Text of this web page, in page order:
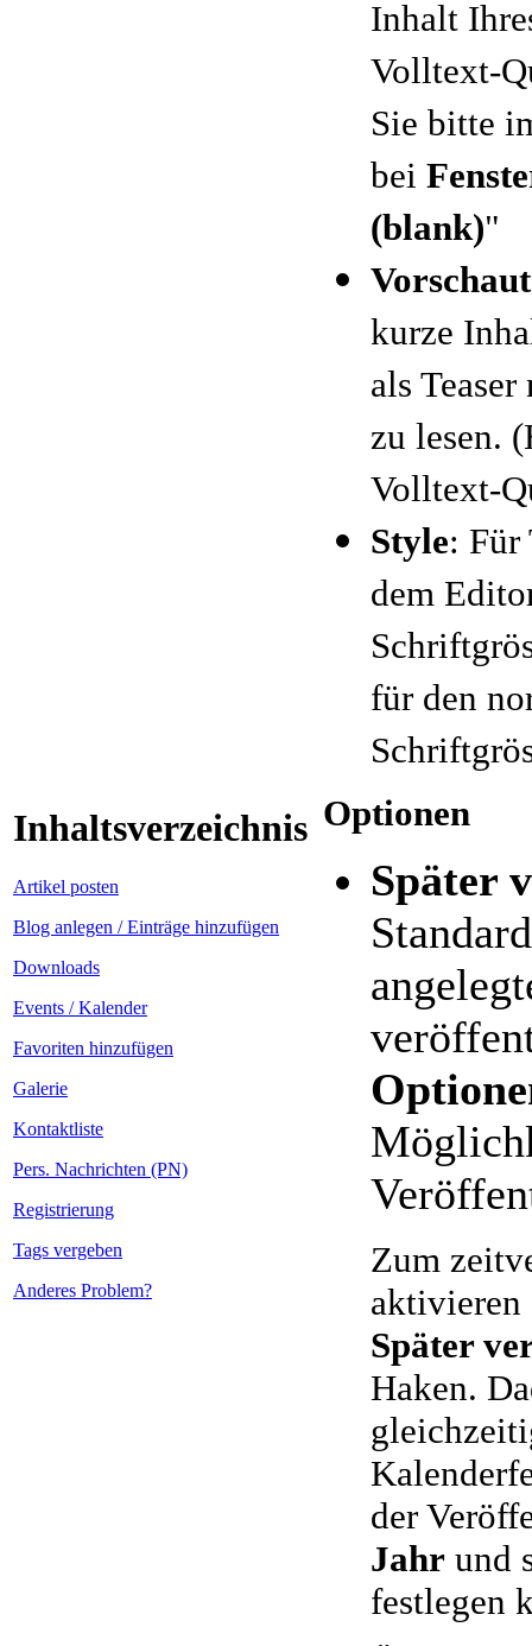
Inhaltsverzeichnis
Artikel posten
Blog anlegen / Einträge hinzufügen
Downloads
Events / Kalender
Favoriten hinzufügen
Galerie
Kontaktliste
Pers. Nachrichten (PN)
Registrierung
Tags vergeben
Anderes Problem?
Inhalt
Volltext-
Sie bitte
bei
(blank)"
kurze
als
zu lesen.
Volltext-
Style: Für
dem
für den
Optionen
Später
Zum
aktivieren
Später
Haken.
der
Jahr und
festlegen